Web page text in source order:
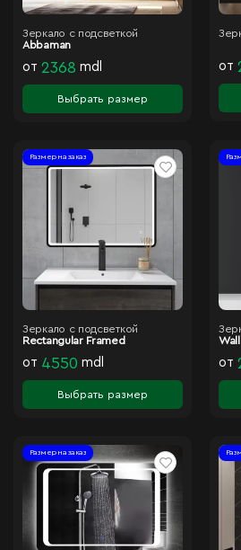
Зеркало с подсветкой
Abbaman
от 2368 mdl
Выбрать размер
от
Размер на заказ
Зеркало с подсветкой
Rectangular Framed
от 4550 mdl
Выбрать размер
от
Размер на заказ